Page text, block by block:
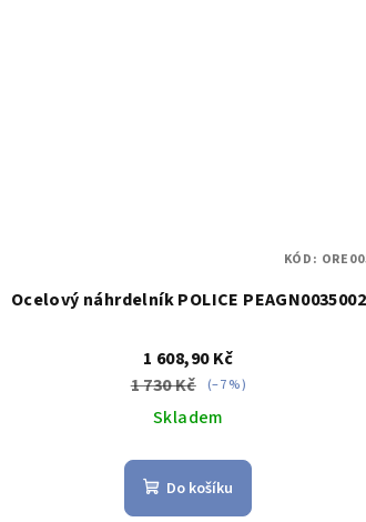
Ocelový náhrdelník POLICE PEAGN0035002
1 608,90 Kč
1 730 Kč (–7 %)
Skladem
Do košíku
KÓD: